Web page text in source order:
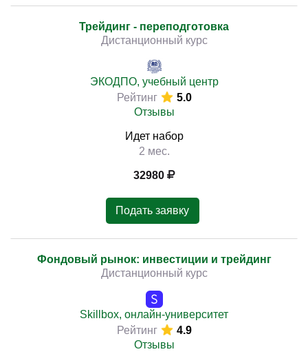
Трейдинг - переподготовка
Дистанционный курс
ЭКОДПО, учебный центр
Рейтинг
5.0
Отзывы
Идет набор
2 мес.
32980
Подать заявку
Фондовый рынок: инвестиции и трейдинг
Дистанционный курс
Skillbox, онлайн-университет
Рейтинг
4.9
Отзывы